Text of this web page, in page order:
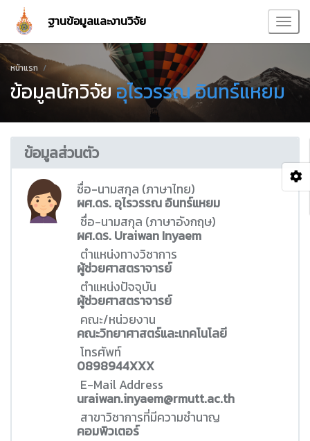
ฐานข้อมูลและงานวิจัย
หน้าแรก
ข้อมูลนักวิจัยอุไรวรรณ อินทร์แหยม
ข้อมูลส่วนตัว
ชื่อ-นามสกุล (ภาษาไทย)
ผศ.ดร. อุไรวรรณ อินทร์แหยม
ชื่อ-นามสกุล (ภาษาอังกฤษ)
ผศ.ดร. Uraiwan Inyaem
ตำแหน่งทางวิชาการ
ผู้ช่วยศาสตราจารย์
ตำแหน่งปัจจุบัน
ผู้ช่วยศาสตราจารย์
คณะ/หน่วยงาน
คณะวิทยาศาสตร์และเทคโนโลยี
โทรศัพท์
0898944XXX
E-Mail Address
uraiwan.inyaem@rmutt.ac.th
สาขาวิชาการที่มีความชำนาญ
คอมพิวเตอร์